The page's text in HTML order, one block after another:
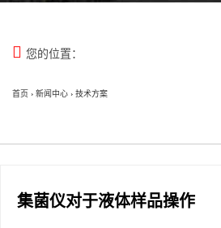
 您的位置：
首页 › 新闻中心 › 技术方案
集菌仪对于液体样品操作